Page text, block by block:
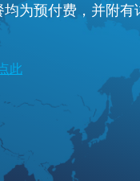
为预付费，并附有
此